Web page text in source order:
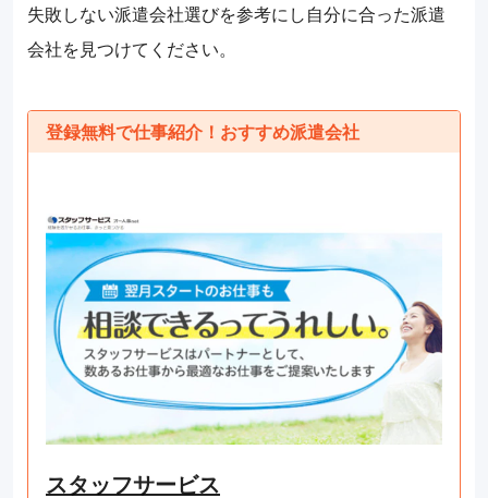
失敗しない派遣会社選びを参考にし自分に合った派遣
会社を見つけてください。
登録無料で仕事紹介！おすすめ派遣会社
スタッフサービス